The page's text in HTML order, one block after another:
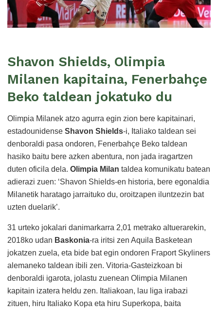
Shavon Shields, Olimpia
Milanen kapitaina, Fenerbahçe
Beko taldean jokatuko du
Olimpia Milanek atzo agurra egin zion bere kapitainari,
estadounidense Shavon Shields-i, Italiako taldean sei
denboraldi pasa ondoren, Fenerbahçe Beko taldean
hasiko baitu bere azken abentura, non jada iragartzen
duten oficila dela. Olimpia Milan taldea komunikatu batean
adierazi zuen: ‘Shavon Shields-en historia, bere egonaldia
Milanetik haratago jarraituko du, oroitzapen iluntzezin bat
uzten duelarik’.
31 urteko jokalari danimarkarra 2,01 metrako altuerarekin,
2018ko udan Baskonia-ra iritsi zen Aquila Basketean
jokatzen zuela, eta bide bat egin ondoren Fraport Skyliners
alemaneko taldean ibili zen. Vitoria-Gasteizkoan bi
denboraldi igarota, jolastu zuenean Olimpia Milanen
kapitain izatera heldu zen. Italiakoan, lau liga irabazi
zituen, hiru Italiako Kopa eta hiru Superkopa, baita